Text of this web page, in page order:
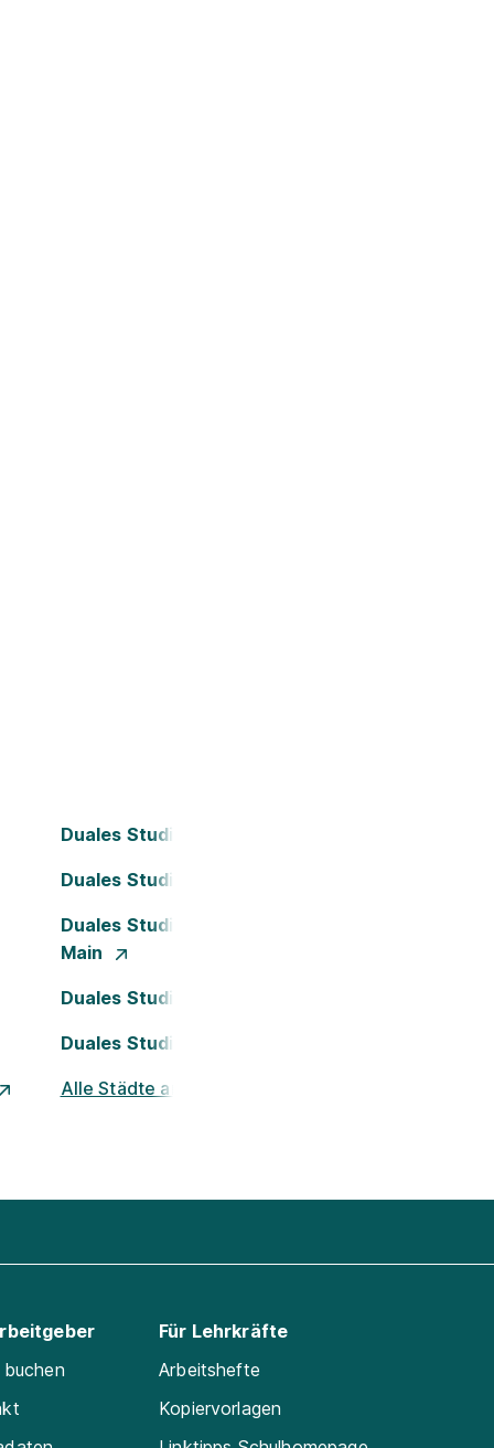
Duales Studium Bielefeld
Duales Studium Dortmund
Duales Studium Frankfurt am
Main
Duales Studium Köln
Duales Studium Nürnberg
Alle Städte ansehen
Für Lehrkräfte
Arbeitshefte
Kopiervorlagen